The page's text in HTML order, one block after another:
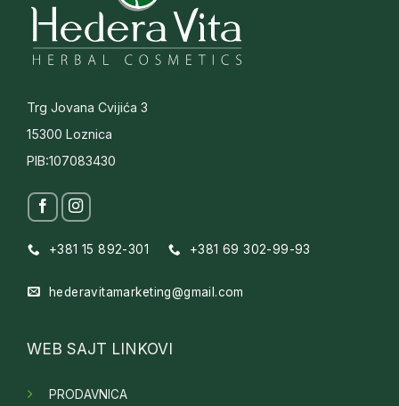
Trg Jovana Cvijića 3
15300 Loznica
PIB:107083430
+381 15 892-301 +381 69 302-99-93
hederavitamarketing@gmail.com
WEB SAJT LINKOVI
PRODAVNICA